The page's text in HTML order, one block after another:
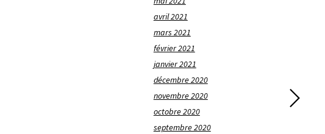
avril 2021
mars 2021
février 2021
janvier 2021
décembre 2020
novembre 2020
octobre 2020
septembre 2020